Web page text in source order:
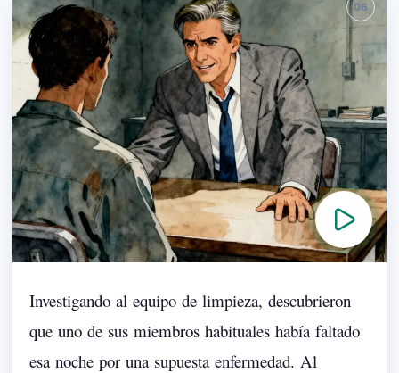
Investigando al equipo de limpieza, descubrieron
que uno de sus miembros habituales había faltado
esa noche por una supuesta enfermedad. Al